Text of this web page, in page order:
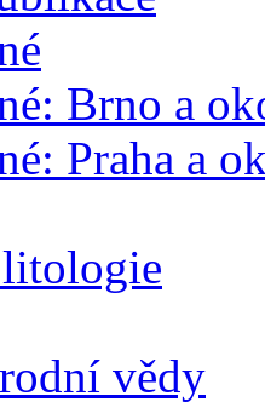
Brno a
Praha a
vědy